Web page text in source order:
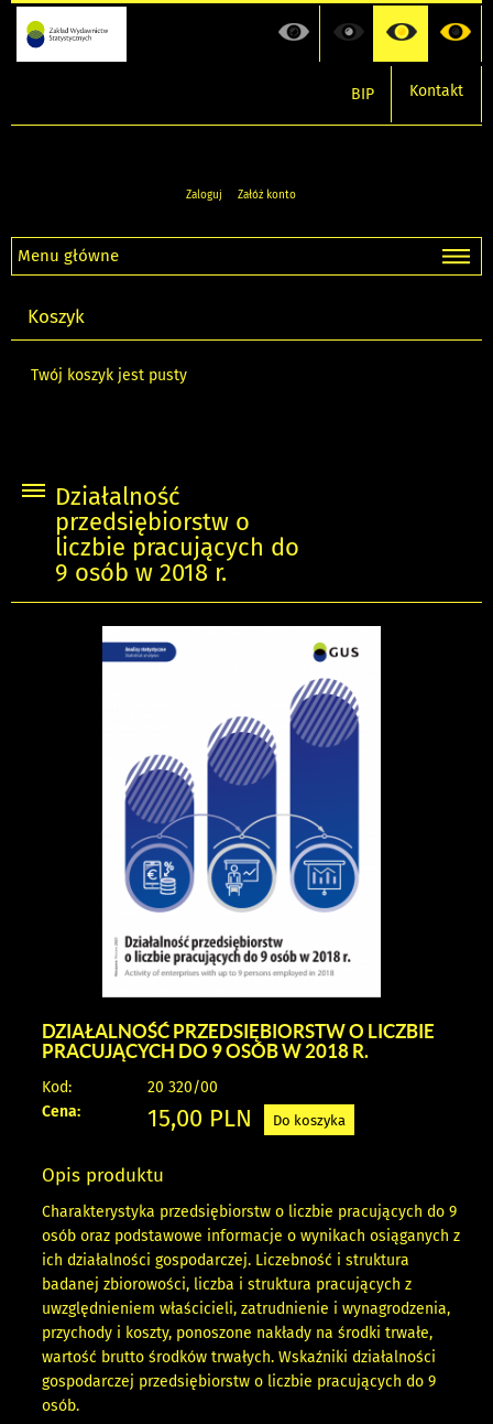
BIP Kontakt
Zaloguj Załóż konto
Menu główne
Koszyk
Twój koszyk jest pusty
Działalność
przedsiębiorstw o
liczbie pracujących do
9 osób w 2018 r.
DZIAŁALNOŚĆ PRZEDSIĘBIORSTW O LICZBIE
PRACUJĄCYCH DO 9 OSÓB W 2018 R.
Kod:
20 320/00
Cena:
15,00 PLN Do koszyka
Opis produktu
Charakterystyka przedsiębiorstw o liczbie pracujących do 9
osób oraz podstawowe informacje o wynikach osiąganych z
ich działalności gospodarczej. Liczebność i struktura
badanej zbiorowości, liczba i struktura pracujących z
uwzględnieniem właścicieli, zatrudnienie i wynagrodzenia,
przychody i koszty, ponoszone nakłady na środki trwałe,
wartość brutto środków trwałych. Wskaźniki działalności
gospodarczej przedsiębiorstw o liczbie pracujących do 9
osób.